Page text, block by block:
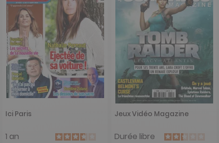
Ici Paris
1 an
Jeux Vidéo Magazine
Durée libre